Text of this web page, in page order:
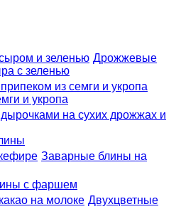
Дрожжевые
с зеленью
и укропа
Заварные блины на
с фаршем
Двухцветные